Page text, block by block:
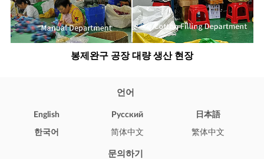
봉제완구 공장 대량 생산 현장
언어
English Pусский 日本語
한국어 简体中文 繁体中文
문의하기